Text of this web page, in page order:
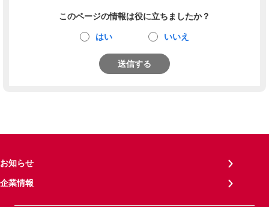
このページの情報は役に立ちましたか？
はい いいえ
送信する
お知らせ
企業情報